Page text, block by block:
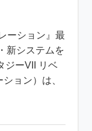
ーション』最
新システムを
ジーVII リベ
ョン）は、